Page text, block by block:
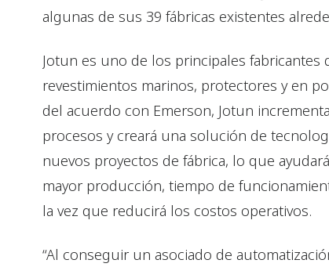
algunas de sus 39 fábricas existentes
Jotun es uno de los principales fabricantes
revestimientos marinos, protectores y en
del acuerdo con Emerson, Jotun
procesos y creará una solución de
nuevos proyectos de fábrica, lo que
mayor producción, tiempo de
la vez que reducirá los costos operativos.
“Al conseguir un asociado de